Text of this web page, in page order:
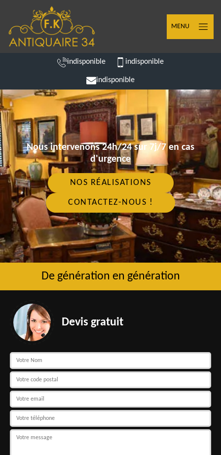
MENU
indisponible indisponible
indisponible
Nous intervenons 24h/24 sur 7j/7 en cas
d'urgence
NOS RÉALISATIONS
CONTACTEZ-NOUS !
De génération en génération
Devis gratuit